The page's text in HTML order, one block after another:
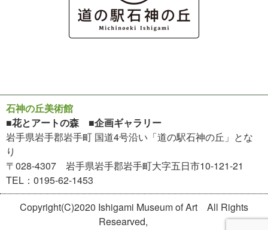
石神の丘美術館
■花とアートの森 ■企画ギャラリー
岩手県岩手郡岩手町 国道4号沿い「道の駅石神の丘」とな
り
〒028-4307 岩手県岩手郡岩手町大字五日市10-121-21
TEL：0195-62-1453
Copyright(C)2020 Ishigami Museum of Art All Rights
Researved,